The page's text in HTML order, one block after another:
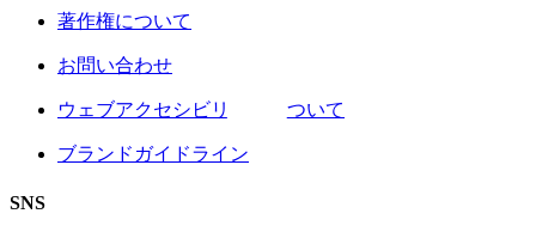
著作権について
お問い合わせ
ウェブアクセシビリティについて
ブランドガイドライン
SNS